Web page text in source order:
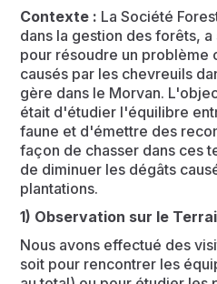
Contexte : La Société
dans la gestion des forêts,
pour résoudre un problème
causés par les chevreuils
gère dans le Morvan.
était d'étudier l'équilibre
faune et d'émettre des
façon de chasser dans ces
de diminuer les dégâts
plantations.
1) Observation sur le
Nous avons effectué des
soit pour rencontrer les